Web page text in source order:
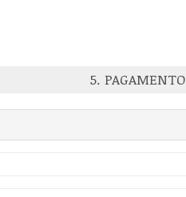
5. PAGAMENTO